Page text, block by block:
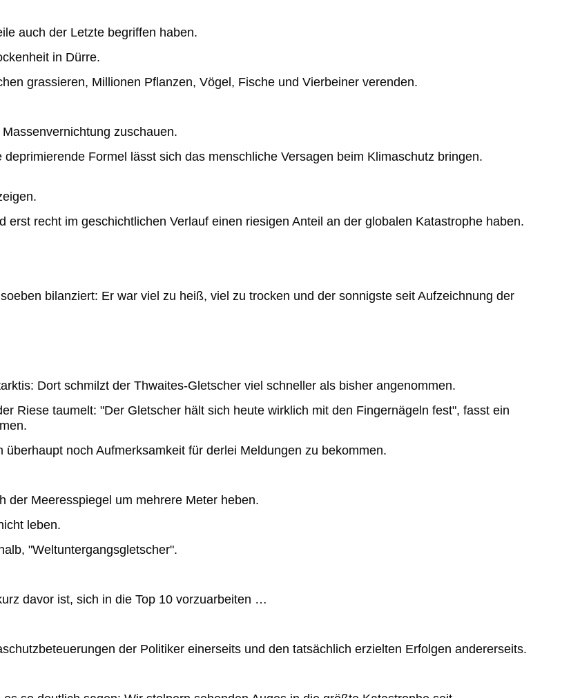
auch der Letzte begriffen haben.
in Dürre.
grassieren, Millionen Pflanzen, Vögel, Fische und Vierbeiner verenden.
zuschauen.
Formel lässt sich das menschliche Versagen beim Klimaschutz bringen.
erst recht im geschichtlichen Verlauf einen riesigen Anteil an der globalen Katastrophe haben.
bilanziert: Er war viel zu heiß, viel zu trocken und der sonnigste seit Aufzeichnung der
Dort schmilzt der Thwaites-Gletscher viel schneller als bisher angenommen.
Riese taumelt: "Der Gletscher hält sich heute wirklich mit den Fingernägeln fest", fasst ein
noch Aufmerksamkeit für derlei Meldungen zu bekommen.
der Meeresspiegel um mehrere Meter heben.
leben.
"Weltuntergangsgletscher".
davor ist, sich in die Top 10 vorzuarbeiten …
der Politiker einerseits und den tatsächlich erzielten Erfolgen andererseits.